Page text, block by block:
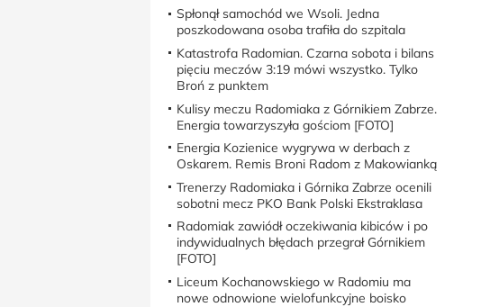
Spłonął samochód we Wsoli. Jedna
poszkodowana osoba trafiła do szpitala
Katastrofa Radomian. Czarna sobota i bilans
pięciu meczów 3:19 mówi wszystko. Tylko
Broń z punktem
Kulisy meczu Radomiaka z Górnikiem Zabrze.
Energia towarzyszyła gościom [FOTO]
Energia Kozienice wygrywa w derbach z
Oskarem. Remis Broni Radom z Makowianką
Trenerzy Radomiaka i Górnika Zabrze ocenili
sobotni mecz PKO Bank Polski Ekstraklasa
Radomiak zawiódł oczekiwania kibiców i po
indywidualnych błędach przegrał Górnikiem
[FOTO]
Liceum Kochanowskiego w Radomiu ma
nowe odnowione wielofunkcyjne boisko